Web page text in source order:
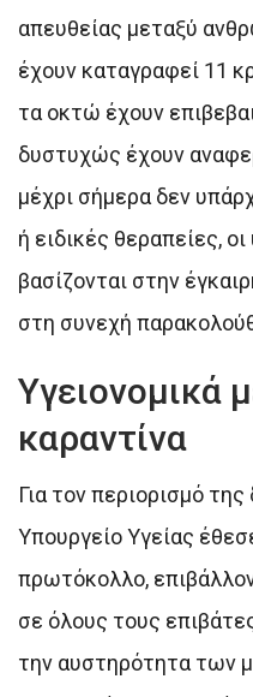
απευθείας μεταξύ
έχουν καταγραφεί 11
τα οκτώ έχουν
δυστυχώς έχουν
μέχρι σήμερα δεν
ή ειδικές θεραπείες,
βασίζονται στην
στη συνεχή
Υγειονομικά
καραντίνα
Για τον περιορισμό
Υπουργείο Υγείας
πρωτόκολλο,
σε όλους τους
την αυστηρότητα των